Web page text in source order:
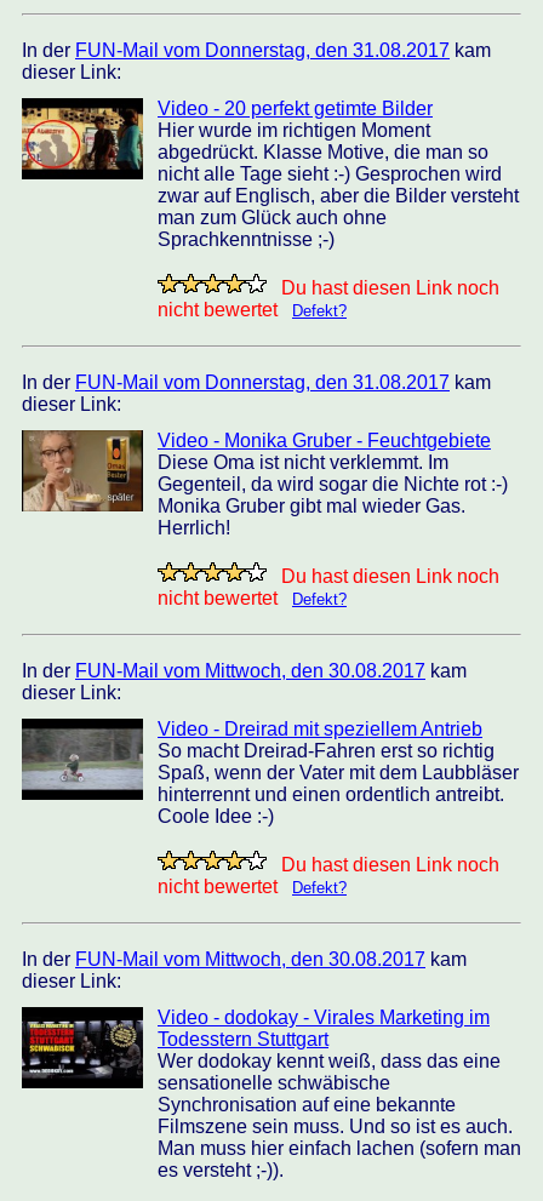
In der FUN-Mail vom Donnerstag, den 31.08.2017 kam
dieser Link:
Video - 20 perfekt getimte Bilder
Hier wurde im richtigen Moment
abgedrückt. Klasse Motive, die man so
nicht alle Tage sieht :-) Gesprochen wird
zwar auf Englisch, aber die Bilder versteht
man zum Glück auch ohne
Sprachkenntnisse ;-)
Du hast diesen Link noch
nicht bewertet
Defekt?
In der FUN-Mail vom Donnerstag, den 31.08.2017 kam
dieser Link:
Video - Monika Gruber - Feuchtgebiete
Diese Oma ist nicht verklemmt. Im
Gegenteil, da wird sogar die Nichte rot :-)
Monika Gruber gibt mal wieder Gas.
Herrlich!
Du hast diesen Link noch
nicht bewertet
Defekt?
In der FUN-Mail vom Mittwoch, den 30.08.2017 kam
dieser Link:
Video - Dreirad mit speziellem Antrieb
So macht Dreirad-Fahren erst so richtig
Spaß, wenn der Vater mit dem Laubbläser
hinterrennt und einen ordentlich antreibt.
Coole Idee :-)
Du hast diesen Link noch
nicht bewertet
Defekt?
In der FUN-Mail vom Mittwoch, den 30.08.2017 kam
dieser Link:
Video - dodokay - Virales Marketing im
Todesstern Stuttgart
Wer dodokay kennt weiß, dass das eine
sensationelle schwäbische
Synchronisation auf eine bekannte
Filmszene sein muss. Und so ist es auch.
Man muss hier einfach lachen (sofern man
es versteht ;-)).